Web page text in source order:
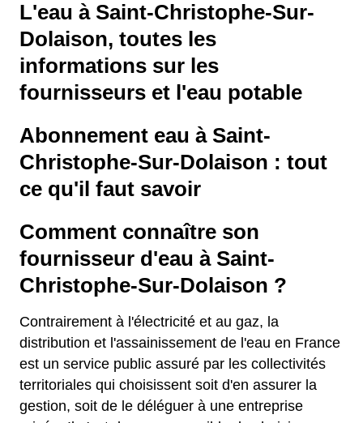
L'eau à Saint-Christophe-Sur-
Dolaison, toutes les
informations sur les
fournisseurs et l'eau potable
Abonnement eau à Saint-
Christophe-Sur-Dolaison : tout
ce qu'il faut savoir
Comment connaître son
fournisseur d'eau à Saint-
Christophe-Sur-Dolaison ?
Contrairement à l'électricité et au gaz, la
distribution et l'assainissement de l'eau en France
est un service public assuré par les collectivités
territoriales qui choisissent soit d'en assurer la
gestion, soit de le déléguer à une entreprise